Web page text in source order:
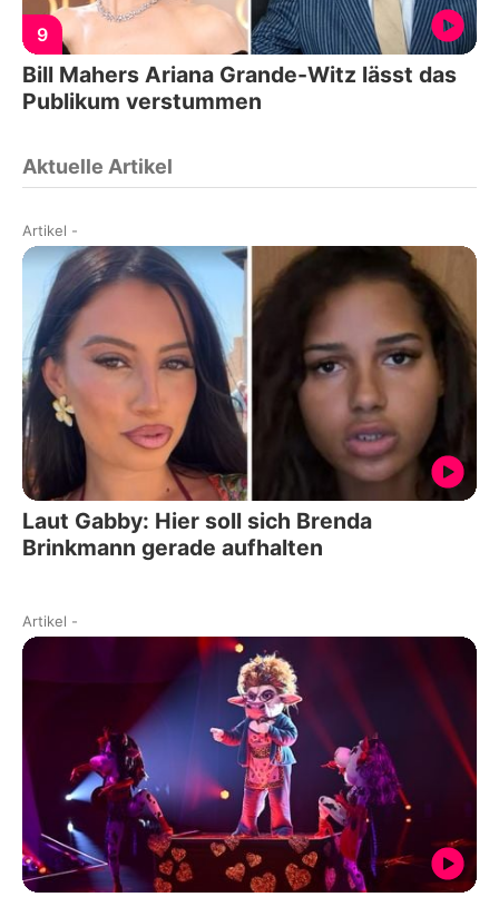
9
Bill Mahers Ariana Grande-Witz lässt das
Publikum verstummen
Aktuelle Artikel
Artikel -
Laut Gabby: Hier soll sich Brenda
Brinkmann gerade aufhalten
Artikel -